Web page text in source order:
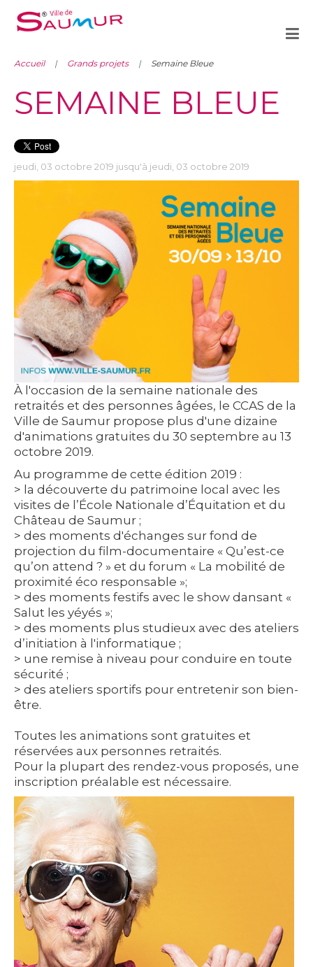
Accueil Grands projets Semaine Bleue
SEMAINE BLEUE
jeudi, 03 octobre 2019 jusqu'à jeudi, 03 octobre 2019
À l'occasion de la semaine nationale des
retraités et des personnes âgées, le CCAS de la
Ville de Saumur propose plus d'une dizaine
d'animations gratuites du 30 septembre au 13
octobre 2019.
Au programme de cette édition 2019 :
> la découverte du patrimoine local avec les
visites de l’École Nationale d’Équitation et du
Château de Saumur ;
> des moments d'échanges sur fond de
projection du film-documentaire « Qu’est-ce
qu’on attend ? » et du forum « La mobilité de
proximité éco responsable »;
> des moments festifs avec le show dansant «
Salut les yéyés »;
> des moments plus studieux avec des ateliers
d’initiation à l'informatique ;
> une remise à niveau pour conduire en toute
sécurité ;
> des ateliers sportifs pour entretenir son bien-
être.
Toutes les animations sont gratuites et
réservées aux personnes retraités.
Pour la plupart des rendez-vous proposés, une
inscription préalable est nécessaire.